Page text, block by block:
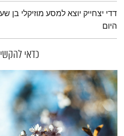
תמצית הפודקאסט
דדי יצחייק יוצא למסע מוזיקלי בן
היום
כדאי